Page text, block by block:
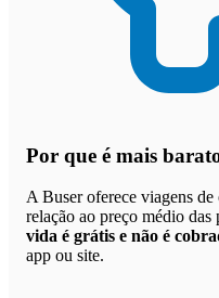
Por que é mais
A Buser oferece viagens de
relação ao preço médio das
vida é grátis e não é
app ou site.